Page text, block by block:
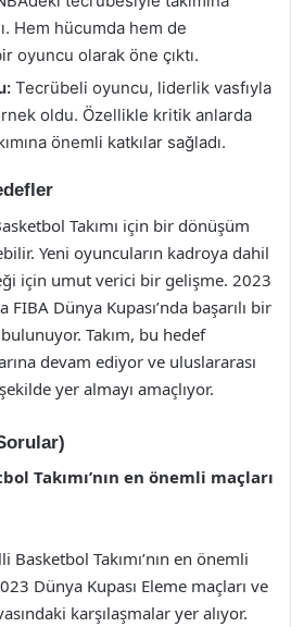
Hem hücumda hem de
oyuncu olarak öne çıktı.
Tecrübeli oyuncu, liderlik vasfıyla
oldu. Özellikle kritik anlarda
önemli katkılar sağladı.
Takımı için bir dönüşüm
Yeni oyuncuların kadroya dahil
için umut verici bir gelişme. 2023
FIBA Dünya Kupası’nda başarılı bir
Takım, bu hedef
devam ediyor ve uluslararası
yer almayı amaçlıyor.
Takımı’nın en önemli maçları
Basketbol Takımı’nın en önemli
Dünya Kupası Eleme maçları ve
karşılaşmalar yer alıyor.